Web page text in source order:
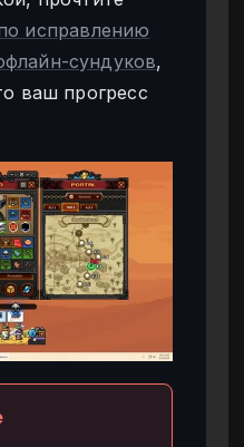
исправлению
сундуков,
ваш прогресс